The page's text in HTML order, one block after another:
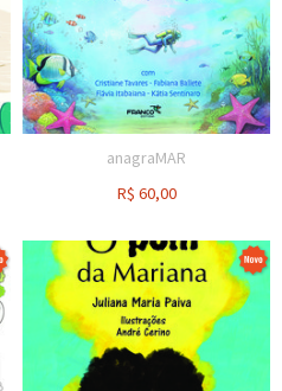
anagraMAR
R$ 60,00